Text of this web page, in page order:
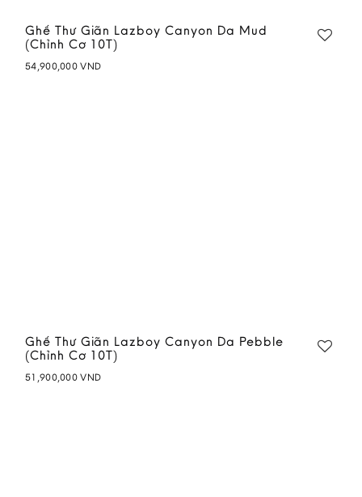
Ghế Thư Giãn Lazboy Canyon Da Mud
(Chỉnh Cơ 10T)
54,900,000VND
Ghế Thư Giãn Lazboy Canyon Da Pebble
(Chỉnh Cơ 10T)
51,900,000VND